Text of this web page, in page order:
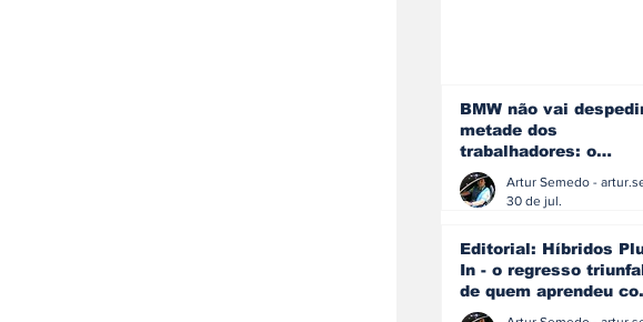
BMW não vai
metade dos
trabalhadores: o
problema é o
que muitos decidiram
30 de jul.
Editorial: Híbridos
In - o regresso
de quem aprendeu
os erros do passado